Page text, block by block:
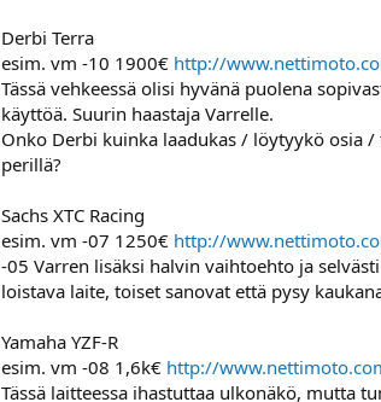
Derbi Terra
esim. vm -10 1900€ http://
Tässä vehkeessä olisi hyvänä puolena
käyttöä. Suurin haastaja Varrelle.
Onko Derbi kuinka laadukas / löytyykö osia
perillä?
Sachs XTC Racing
esim. vm -07 1250€ http://
-05 Varren lisäksi halvin vaihtoehto ja
loistava laite, toiset sanovat että pysy
Yamaha YZF-R
esim. vm -08 1,6k€ http://
Tässä laitteessa ihastuttaa ulkonäkö, mutta